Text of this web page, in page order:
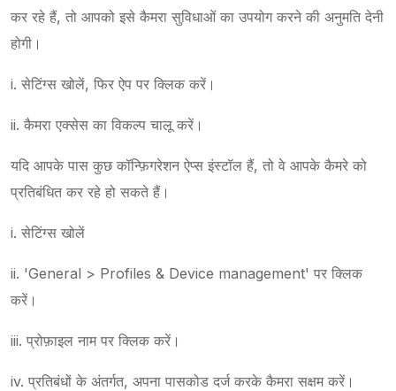
कर रहे हैं, तो आपको इसे कैमरा सुविधाओं का उपयोग करने की अनुमति देनी
होगी।
i. सेटिंग्स खोलें, फिर ऐप पर क्लिक करें।
ii. कैमरा एक्सेस का विकल्प चालू करें।
यदि आपके पास कुछ कॉन्फ़िगरेशन ऐप्स इंस्टॉल हैं, तो वे आपके कैमरे को
प्रतिबंधित कर रहे हो सकते हैं।
i. सेटिंग्स खोलें
ii. 'General > Profiles & Device management' पर क्लिक
करें।
iii. प्रोफ़ाइल नाम पर क्लिक करें।
iv. प्रतिबंधों के अंतर्गत, अपना पासकोड दर्ज करके कैमरा सक्षम करें।